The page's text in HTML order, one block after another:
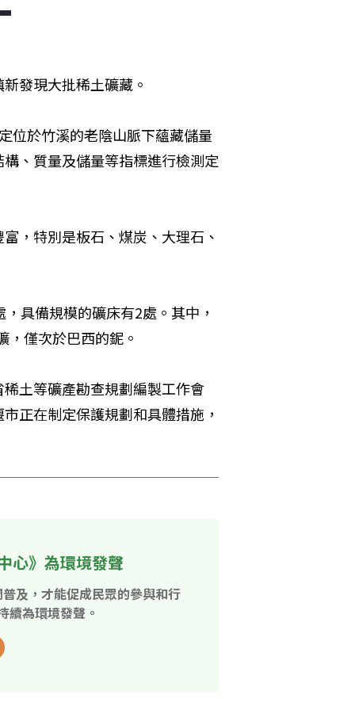
發現大批稀土礦藏。
位於竹溪的老陰山脈下蘊藏儲量
、質量及儲量等指標進行檢測定
，特別是板石、煤炭、大理石、
具備規模的礦床有2處。其中，
僅次於巴西的鈮。
土等礦產勘查規劃編製工作會
正在制定保護規劃和具體措施，
心》為環境發聲
及，才能促成民眾的參與和行
續為環境發聲。